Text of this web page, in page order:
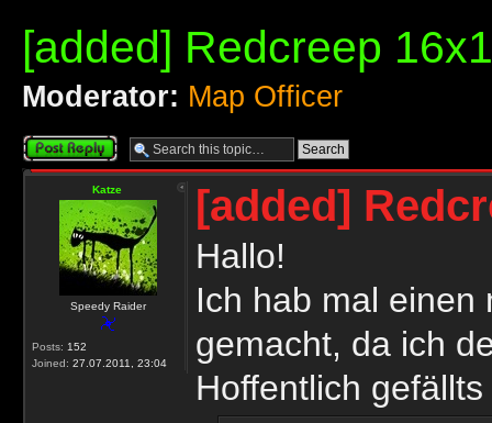
[added] Redcreep
Moderator: Map Officer
Post a reply
Katze
Speedy Raider
Posts: 152
Joined: 27.07.2011, 23:04
[added]
Hallo!
Ich hab mal einen
gemacht, da ich
Hoffentlich